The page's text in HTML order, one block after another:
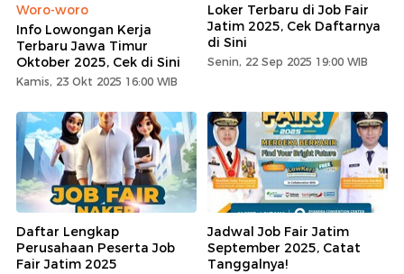
Woro-woro
Info Lowongan Kerja
Terbaru Jawa Timur
Oktober 2025, Cek di Sini
Kamis, 23 Okt 2025 16:00 WIB
Loker Terbaru di Job Fair
Jatim 2025, Cek Daftarnya
di Sini
Senin, 22 Sep 2025 19:00 WIB
Daftar Lengkap
Perusahaan Peserta Job
Fair Jatim 2025
Jadwal Job Fair Jatim
September 2025, Catat
Tanggalnya!